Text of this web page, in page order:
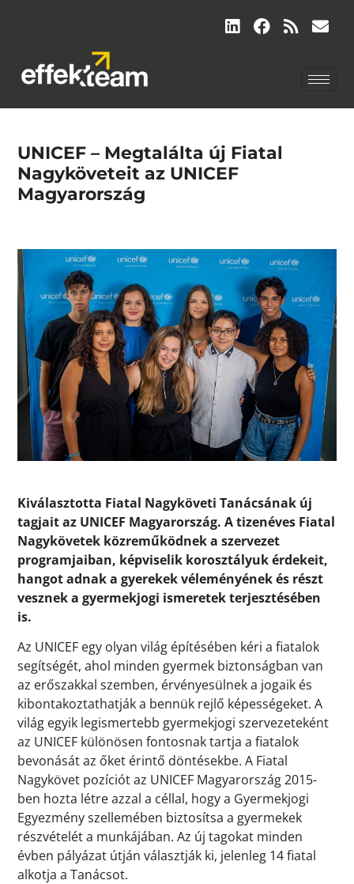
UNICEF – Megtalálta új Fiatal
Nagyköveteit az UNICEF
Magyarország
Kiválasztotta Fiatal Nagyköveti Tanácsának új
tagjait az UNICEF Magyarország. A tizenéves Fiatal
Nagykövetek közreműködnek a szervezet
programjaiban, képviselik korosztályuk érdekeit,
hangot adnak a gyerekek véleményének és részt
vesznek a gyermekjogi ismeretek terjesztésében
is.
Az UNICEF egy olyan világ építésében kéri a fiatalok
segítségét, ahol minden gyermek biztonságban van
az erőszakkal szemben, érvényesülnek a jogaik és
kibontakoztathatják a bennük rejlő képességeket. A
világ egyik legismertebb gyermekjogi szervezeteként
az UNICEF különösen fontosnak tartja a fiatalok
bevonását az őket érintő döntésekbe. A Fiatal
Nagykövet pozíciót az UNICEF Magyarország 2015-
ben hozta létre azzal a céllal, hogy a Gyermekjogi
Egyezmény szellemében biztosítsa a gyermekek
részvételét a munkájában. Az új tagokat minden
évben pályázat útján választják ki, jelenleg 14 fiatal
alkotja a Tanácsot.